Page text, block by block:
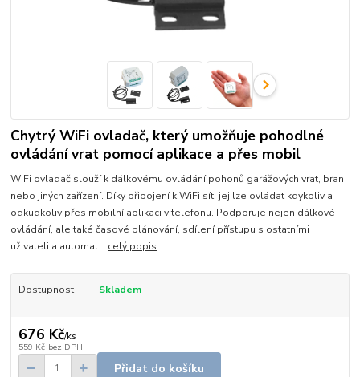
Chytrý WiFi ovladač, který umožňuje pohodlné
ovládání vrat pomocí aplikace a přes mobil
WiFi ovladač slouží k dálkovému ovládání pohonů garážových vrat, bran
nebo jiných zařízení. Díky připojení k WiFi síti jej lze ovládat kdykoliv a
odkudkoliv přes mobilní aplikaci v telefonu. Podporuje nejen dálkové
ovládání, ale také časové plánování, sdílení přístupu s ostatními
uživateli a automat... celý popis
Dostupnost Skladem
676 Kč/ks
559 Kč bez DPH
Přidat do košíku